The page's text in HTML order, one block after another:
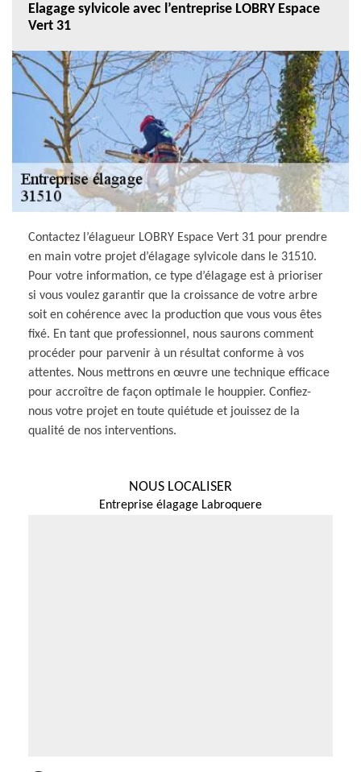
Elagage sylvicole avec l’entreprise LOBRY Espace
Vert 31
Contactez l’élagueur LOBRY Espace Vert 31 pour prendre
en main votre projet d’élagage sylvicole dans le 31510.
Pour votre information, ce type d’élagage est à prioriser
si vous voulez garantir que la croissance de votre arbre
soit en cohérence avec la production que vous vous êtes
fixé. En tant que professionnel, nous saurons comment
procéder pour parvenir à un résultat conforme à vos
attentes. Nous mettrons en œuvre une technique efficace
pour accroître de façon optimale le houppier. Confiez-
nous votre projet en toute quiétude et jouissez de la
qualité de nos interventions.
NOUS LOCALISER
Entreprise élagage Labroquere